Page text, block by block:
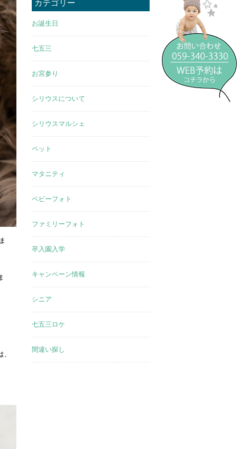
カテゴリー
お誕生日
七五三
お宮参り
シリウスについて
シリウスマルシェ
ペット
マタニティ
ベビーフォト
ファミリーフォト
卒入園入学
キャンペーン情報
シニア
七五三ロケ
間違い探し